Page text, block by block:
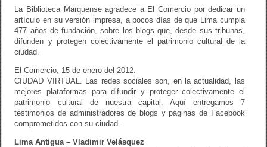
La Biblioteca Marquense agradece a El Comercio por dedicar un
artículo en su versión impresa, a pocos días de que Lima cumpla
477 años de fundación, sobre los blogs que, desde sus tribunas,
difunden y protegen colectivamente el patrimonio cultural de la
ciudad.
El Comercio, 15 de enero del 2012.
CIUDAD VIRTUAL. Las redes sociales son, en la actualidad, las
mejores plataformas para difundir y proteger colectivamente el
patrimonio cultural de nuestra capital. Aquí entregamos 7
testimonios de administradores de blogs y páginas de Facebook
comprometidos con su ciudad.
Lima Antigua – Vladimir Velásquez